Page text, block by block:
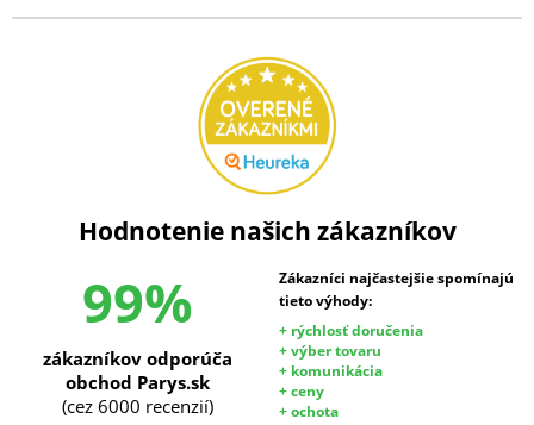
Hodnotenie našich zákazníkov
99%
Zákazníci najčastejšie spomínajú
tieto výhody:
+ rýchlosť doručenia
+ výber tovaru
+ komunikácia
+ ceny
+ ochota
zákazníkov odporúča
obchod Parys.sk
(cez 6000 recenzií)